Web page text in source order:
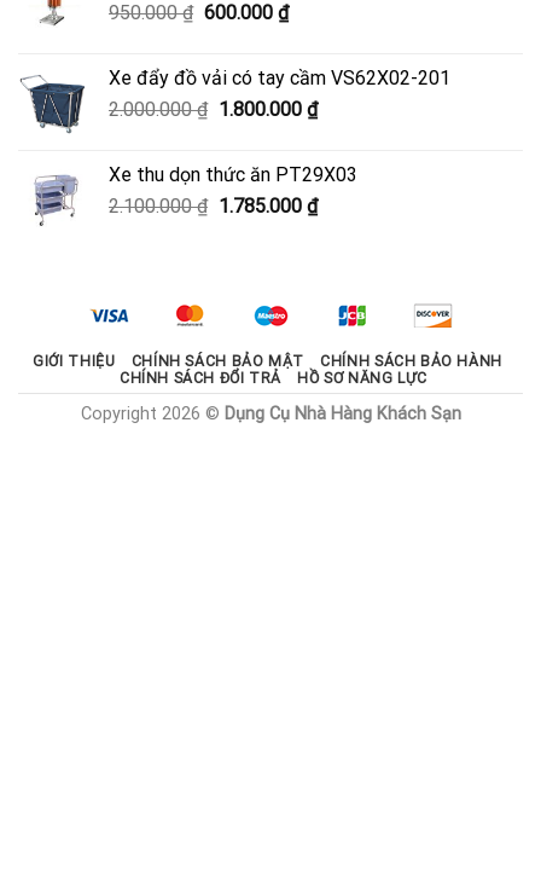
950.000₫ Giá
950.000 ₫.
600.000 ₫Giá
là:
600.000 ₫.
Xe đẩy đồ vải có tay cầm VS62X02-201
2.000.000₫ Giá
2.000.000 ₫.
1.800.000 ₫Giá
là:
1.800.000 ₫.
Xe thu dọn thức ăn PT29X03
2.100.000₫ Giá
1.785.000 ₫Giá
1.785.000 ₫.
GIỚI THIỆU CHÍNH SÁCH BẢO MẬT
CHÍNH SÁCH BẢO HÀNH
CHÍNH SÁCH ĐỔI TRẢ
HỒ SƠ NĂNG LỰC
Copyright 2026 © Dụng Cụ Nhà Hàng Khách Sạn